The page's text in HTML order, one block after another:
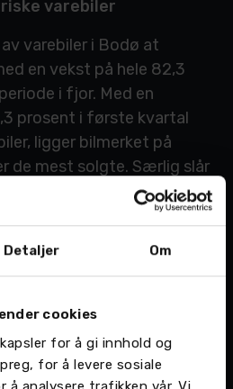
Detaljer Om
cookies
for å gi innhold og
for å levere sosiale
varebiler
varebiler i Bodø at
en vekst på hele 82,3
i fjor. Med en
prosent i første kvartal
ligger bilmerket på
de mest solgte. Særlig slår
med 11 nyregistreringer.
de samme tendensene,
fra Toyota har en vekst
samme periode i fjor.
listen over de mest
Proace utgjør